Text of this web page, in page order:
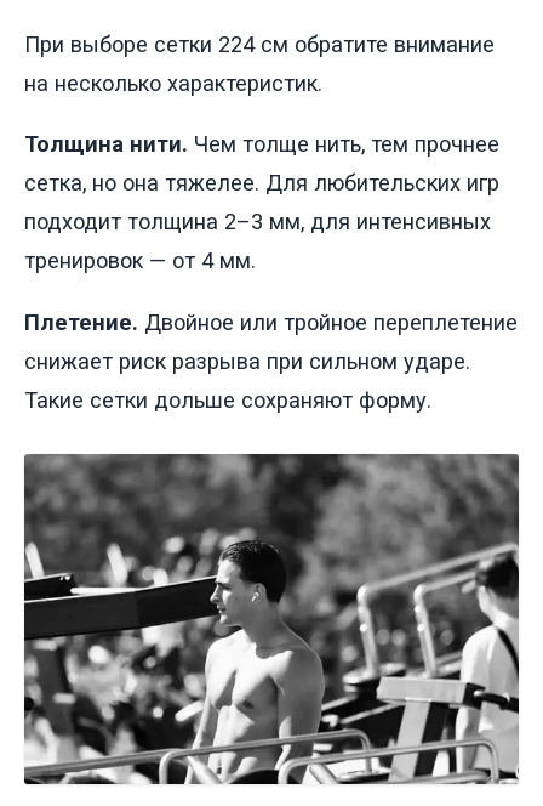
При выборе сетки 224 см обратите внимание
на несколько характеристик.
Толщина нити. Чем толще нить, тем прочнее
сетка, но она тяжелее. Для любительских игр
подходит толщина 2–3 мм, для интенсивных
тренировок — от 4 мм.
Плетение. Двойное или тройное переплетение
снижает риск разрыва при сильном ударе.
Такие сетки дольше сохраняют форму.